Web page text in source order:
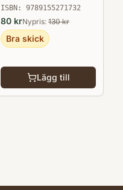
ISBN: 9789155271732
80 krNypris: 130kr
Bra skick
Lägg till